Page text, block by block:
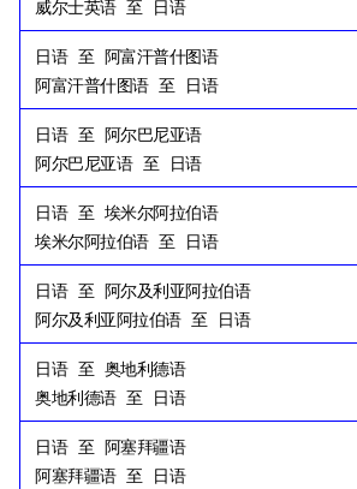
威尔士英语至 日语
日语至
阿富汗普什图语
阿富汗普什图语至 日语
日语至
阿尔巴尼亚语
阿尔巴尼亚语至 日语
日语至 埃米尔阿拉伯语
埃米尔阿拉伯语至 日语
日语至
阿尔及利亚阿拉伯语
阿尔及利亚阿拉伯语至 日语
日语至 奥地利德语
奥地利德语至 日语
日语至
阿塞拜疆语
阿塞拜疆语至 日语